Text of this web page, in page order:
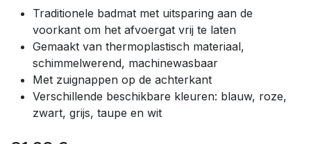
Traditionele badmat met uitsparing aan de
voorkant om het afvoergat vrij te laten
Gemaakt van thermoplastisch materiaal,
schimmelwerend, machinewasbaar
Met zuignappen op de achterkant
Verschillende beschikbare kleuren: blauw, roze,
zwart, grijs, taupe en wit